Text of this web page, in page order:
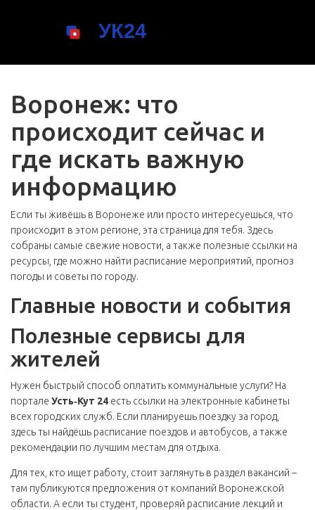
Воронеж: что
происходит сейчас и
где искать важную
информацию
Если ты живёшь в Воронеже или просто интересуешься, что
происходит в этом регионе, эта страница для тебя. Здесь
собраны самые свежие новости, а также полезные ссылки на
ресурсы, где можно найти расписание мероприятий, прогноз
погоды и советы по городу.
Главные новости и события
Полезные сервисы для
жителей
Нужен быстрый способ оплатить коммунальные услуги? На
портале Усть‑Кут 24 есть ссылки на электронные кабинеты
всех городских служб. Если планируешь поездку за город,
здесь ты найдёшь расписание поездов и автобусов, а также
рекомендации по лучшим местам для отдыха.
Для тех, кто ищет работу, стоит заглянуть в раздел вакансий –
там публикуются предложения от компаний Воронежской
области. А если ты студент, проверяй расписание лекций и